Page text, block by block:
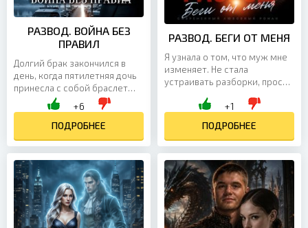
РАЗВОД. ВОЙНА БЕЗ
ПРАВИЛ
Долгий брак закончился в
день, когда пятилетняя дочь
принесла с собой браслет
любовницы. С безлимитными
картами, домом и
иллюзиями — всё кончено....
+6
ПОДРОБНЕЕ
РАЗВОД. БЕГИ ОТ МЕНЯ
Я узнала о том, что муж мне
изменяет. Не стала
устраивать разборки, просто
заявление на развод. Однако
+1
ПОДРОБНЕЕ